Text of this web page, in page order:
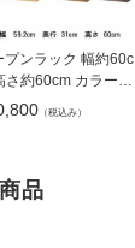
プンラック 幅約60c
さ約60cm カラーラ
（税込み）
品